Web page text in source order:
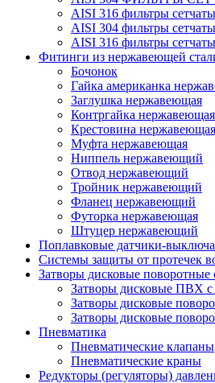
AISI 316 фильтры
AISI 304 фильтры
AISI 316 фильтры
Фитинги из нержавеющей
Бочонок
Гайка американка
Заглушка нержавеющая
Контргайка нержавеющая
Крестовина нержавеющая
Муфта нержавеющая
Ниппель нержавеющий
Отвод нержавеющий
Тройник нержавеющий
Фланец нержавеющий
Футорка нержавеющая
Штуцер нержавеющий
Поплавковые датчики-
Системы защиты от протечек
Затворы дисковые поворотные
Затворы дисковые ПВХ с
Затворы дисковые
Затворы дисковые
Пневматика
Пневматические клапаны
Пневматические краны
Редукторы (регуляторы)